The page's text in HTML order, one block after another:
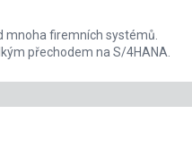
mnoha firemních systémů.
přechodem na S/4HANA.